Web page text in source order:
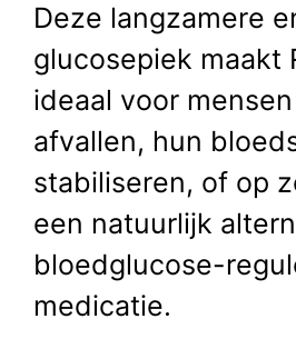
Deze langzamere
glucosepiek maakt
ideaal voor
afvallen, hun
stabiliseren, of op
een natuurlijk
bloedglucose-
medicatie.